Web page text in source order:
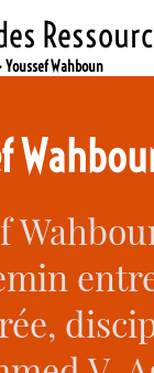
Youssef Wahboun